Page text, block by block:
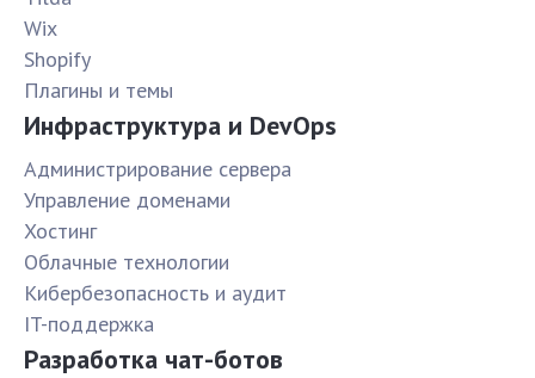
Wix
Shopify
Плагины и темы
Инфраструктура и DevOps
Администрирование сервера
Управление доменами
Хостинг
Облачные технологии
Кибербезопасность и аудит
IT-поддержка
Разработка чат-ботов